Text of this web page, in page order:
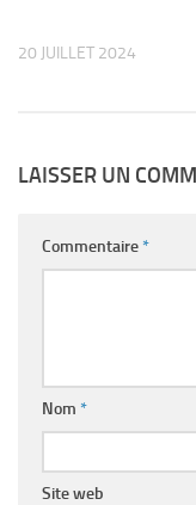
20 JUILLET 2024
LAISSER UN
Commentaire*
Nom *
Site web